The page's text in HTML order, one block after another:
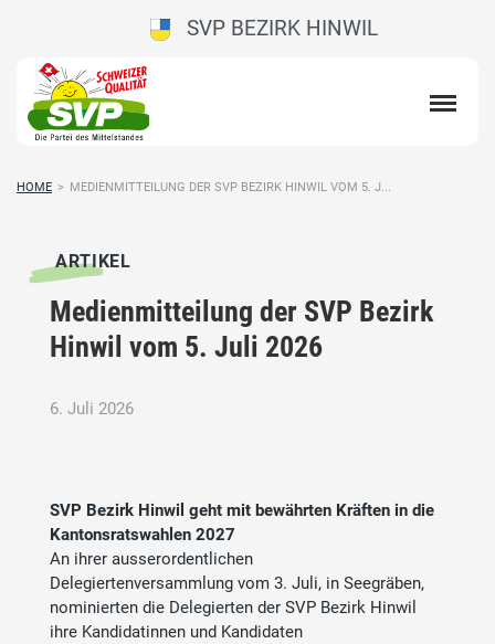
SVP BEZIRK HINWIL
HOME > MEDIENMITTEILUNG DER SVP BEZIRK HINWIL VOM 5. J...
ARTIKEL
Medienmitteilung der SVP Bezirk
Hinwil vom 5. Juli 2026
6. Juli 2026
SVP Bezirk Hinwil geht mit bewährten Kräften in die
Kantonsratswahlen 2027
An ihrer ausserordentlichen
Delegiertenversammlung vom 3. Juli, in Seegräben,
nominierten die Delegierten der SVP Bezirk Hinwil
ihre Kandidatinnen und Kandidaten